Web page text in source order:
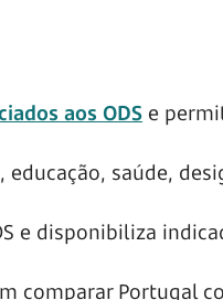
aos ODS e
saúde,
e disponibiliza
comparar Portugal